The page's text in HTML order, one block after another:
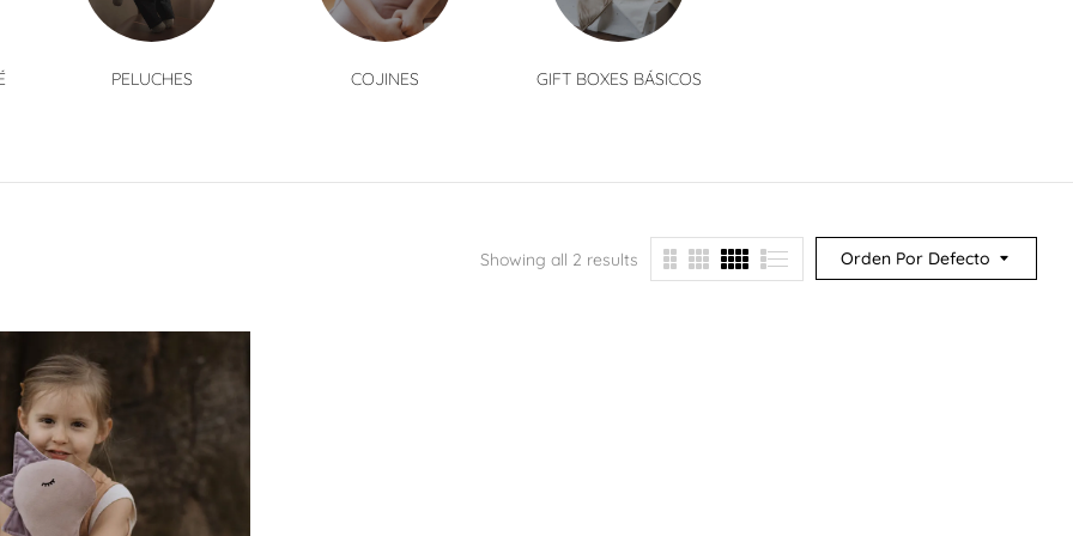
PELUCHES COJINES GIFT BOXES BÁSICOS
Orden Por Defecto
Showing all 2 results